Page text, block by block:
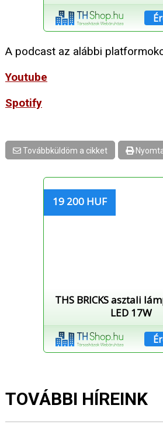
A podcast az alábbi
Youtube
Spotify
Továbbküldöm a cikket
19 200 HUF
THS BRICKS asztali
LED 17W
TOVÁBBI HÍREINK